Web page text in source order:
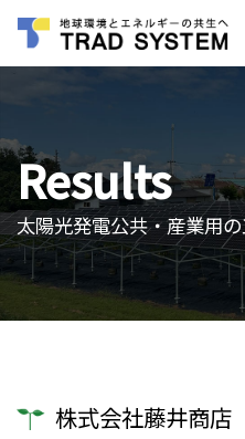
Results
太陽光発電公共・産業用
株式会社藤井商店